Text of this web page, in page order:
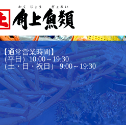
【通常営業時間】
（平日）10:00～19:30
（土・日・祝日） 9:00～19:30